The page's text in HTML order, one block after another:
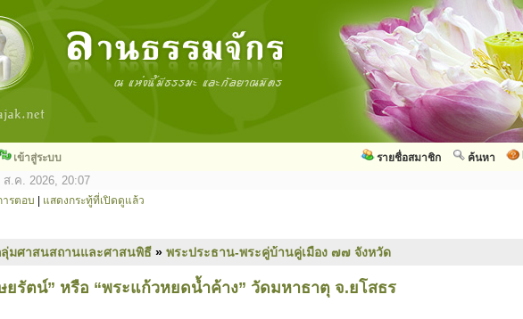
เข้าสู่ระบบ ค้นหา
รายชื่อสมาชิก
.ค. 2026, 20:07
ารตอบ แสดงกระทู้ที่เปิดดูแล้ว
ลุ่มศาสนสถานและศาสนพิธี » พระประธาน-พระคู่บ้านคู่เมือง ๗๗ จังหวัด
ยรัตน์” หรือ “พระแก้วหยดน้ำค้าง” วัดมหาธาตุ จ.ยโสธร